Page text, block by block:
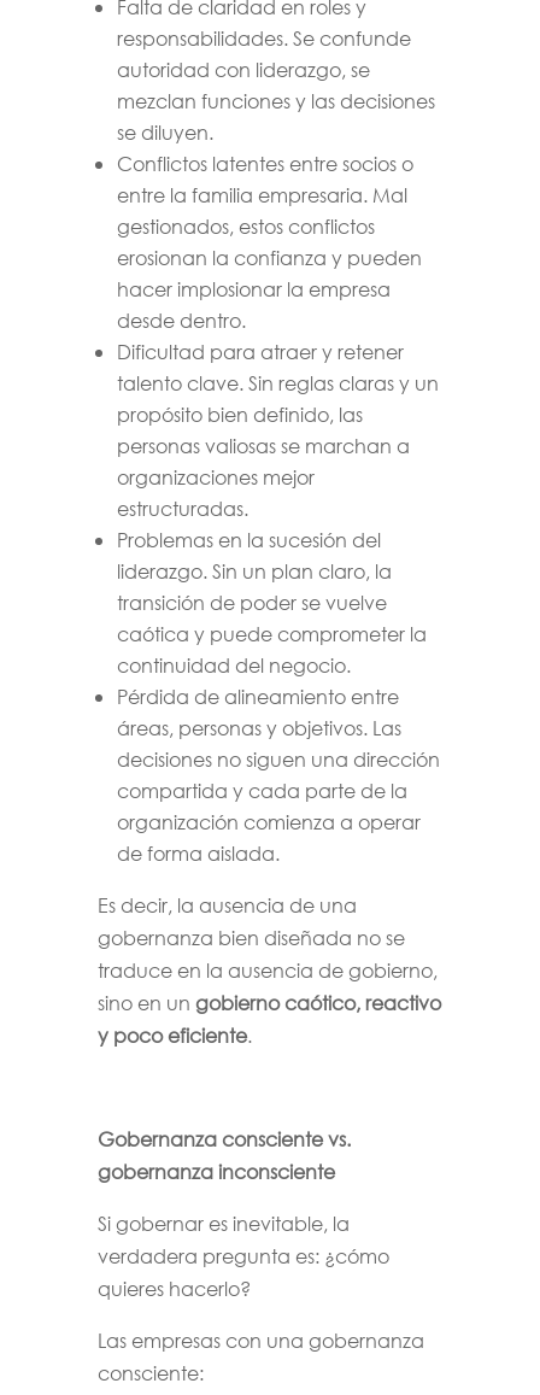
Falta de claridad en roles y
responsabilidades. Se confunde
autoridad con liderazgo, se
mezclan funciones y las decisiones
se diluyen.
Conflictos latentes entre socios o
entre la familia empresaria. Mal
gestionados, estos conflictos
erosionan la confianza y pueden
hacer implosionar la empresa
desde dentro.
Dificultad para atraer y retener
talento clave. Sin reglas claras y un
propósito bien definido, las
personas valiosas se marchan a
organizaciones mejor
estructuradas.
Problemas en la sucesión del
liderazgo. Sin un plan claro, la
transición de poder se vuelve
caótica y puede comprometer la
continuidad del negocio.
Pérdida de alineamiento entre
áreas, personas y objetivos. Las
decisiones no siguen una dirección
compartida y cada parte de la
organización comienza a operar
de forma aislada.
Es decir, la ausencia de una
gobernanza bien diseñada no se
traduce en la ausencia de gobierno,
sino en un gobierno caótico, reactivo
y poco eficiente.
Gobernanza consciente vs.
gobernanza inconsciente
Si gobernar es inevitable, la
verdadera pregunta es: ¿cómo
quieres hacerlo?
Las empresas con una gobernanza
consciente: